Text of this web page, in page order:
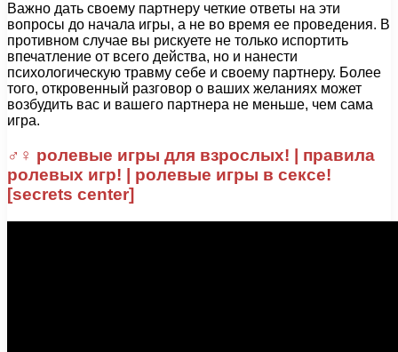
Важно дать своему партнеру четкие ответы на эти
вопросы до начала игры, а не во время ее проведения. В
противном случае вы рискуете не только испортить
впечатление от всего действа, но и нанести
психологическую травму себе и своему партнеру. Более
того, откровенный разговор о ваших желаниях может
возбудить вас и вашего партнера не меньше, чем сама
игра.
♂♀ ролевые игры для взрослых! | правила
ролевых игр! | ролевые игры в сексе!
[secrets center]